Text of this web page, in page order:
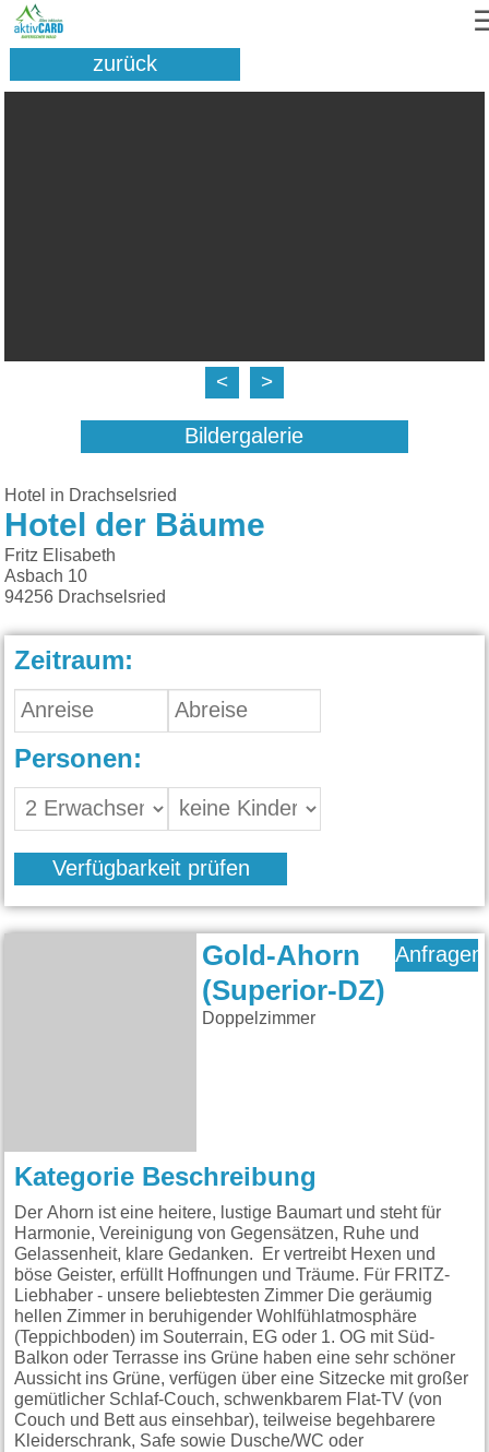
zurück
< >
Bildergalerie
Hotel in Drachselsried
Hotel der Bäume
Fritz Elisabeth
Asbach 10
94256 Drachselsried
Zeitraum:
Personen:
Verfügbarkeit prüfen
Gold-Ahorn
(Superior-DZ)
Doppelzimmer
Anfragen
Kategorie Beschreibung
Der Ahorn ist eine heitere, lustige Baumart und steht für
Harmonie, Vereinigung von Gegensätzen, Ruhe und
Gelassenheit, klare Gedanken. Er vertreibt Hexen und
böse Geister, erfüllt Hoffnungen und Träume. Für FRITZ-
Liebhaber - unsere beliebtesten Zimmer Die geräumig
hellen Zimmer in beruhigender Wohlfühlatmosphäre
(Teppichboden) im Souterrain, EG oder 1. OG mit Süd-
Balkon oder Terrasse ins Grüne haben eine sehr schöner
Aussicht ins Grüne, verfügen über eine Sitzecke mit großer
gemütlicher Schlaf-Couch, schwenkbarem Flat-TV (von
Couch und Bett aus einsehbar), teilweise begehbarere
Kleiderschrank, Safe sowie Dusche/WC oder